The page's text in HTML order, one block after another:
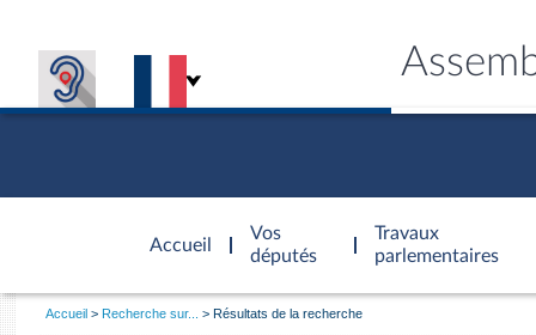
Accueil
d'accueil
Vos
députés
Travaux
parlementaires
Vous
Accueil Recherche sur... Résultats de la recherche